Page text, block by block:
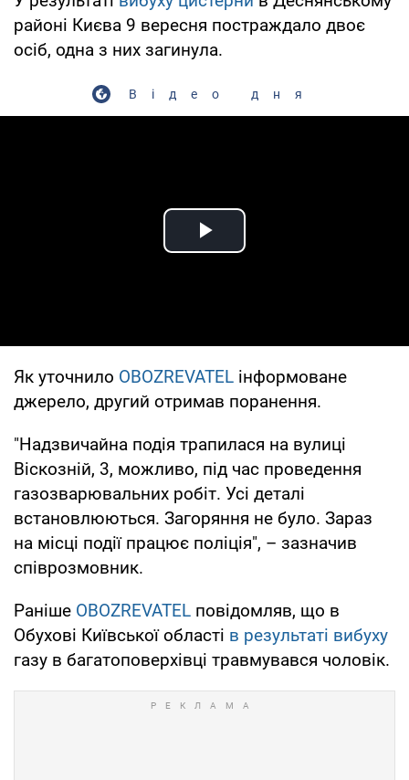
районі Києва 9 вересня постраждало двоє
осіб, одна з них загинула.
Відео дня
Play Video
Як уточнило OBOZREVATEL інформоване
джерело, другий отримав поранення.
"Надзвичайна подія трапилася на вулиці
Віскозній, 3, можливо, під час проведення
газозварювальних робіт. Усі деталі
встановлюються. Загоряння не було. Зараз
на місці події працює поліція", – зазначив
співрозмовник.
Раніше OBOZREVATEL повідомляв, що в
Обухові Київської області в результаті вибуху
газу в багатоповерхівці травмувався чоловік.